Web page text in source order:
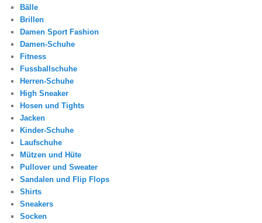
Bälle
Brillen
Damen Sport Fashion
Damen-Schuhe
Fitness
Fussballschuhe
Herren-Schuhe
High Sneaker
Hosen und Tights
Jacken
Kinder-Schuhe
Laufschuhe
Mützen und Hüte
Pullover und Sweater
Sandalen und Flip Flops
Shirts
Sneakers
Socken